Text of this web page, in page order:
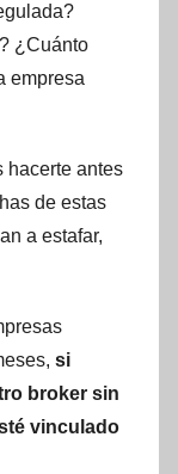
¿Cuánto
empresa
hacerte antes
de estas
a estafar,
si
broker sin
vinculado